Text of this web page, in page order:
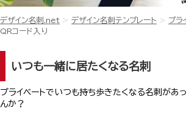
デザイン名刺.net デザイン名刺テンプレート プラ
QRコード入り
いつも一緒に居たくなる名刺
プライベートでいつも持ち歩きたくなる名刺があ
んか？